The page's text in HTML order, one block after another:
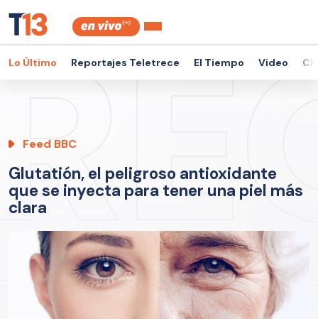
Lo Último Reportajes Teletrece El Tiempo Video
Feed BBC
Glutatión, el peligroso antioxidante
que se inyecta para tener una piel más
clara